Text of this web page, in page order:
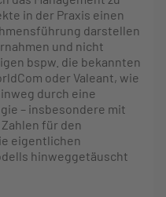
in der Praxis einen
darstellen
und nicht
bspw. die bekannten
oder Valeant, wie
durch eine
– insbesondere mit
für den
eigentlichen
hinweggetäuscht